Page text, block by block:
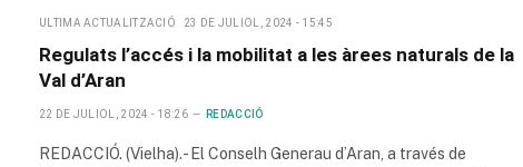
ULTIMA ACTUALITZACIÓ 23 DE JULIOL, 2024 - 15:45
Regulats l’accés i la mobilitat a les àrees naturals de la
Val d’Aran
22 DE JULIOL, 2024 - 18:26 REDACCIÓ
REDACCIÓ. (Vielha).- El Conselh Generau d’Aran, a través de